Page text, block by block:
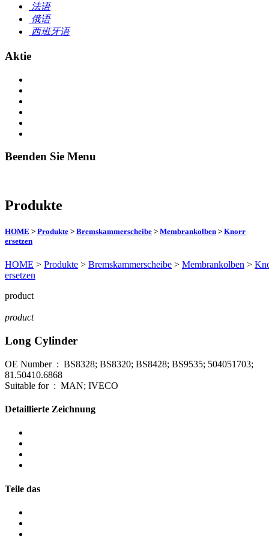
法语
俄语
西班牙语
Aktie
Beenden Sie Menu
Produkte
HOME > Produkte > Bremskammerscheibe > Membrankolben > Knorr
ersetzen
HOME > Produkte > Bremskammerscheibe > Membrankolben >
ersetzen
product
product
Long Cylinder
OE Number : BS8328; BS8320; BS8428; BS9535; 504051703;
81.50410.6868
Suitable for : MAN; IVECO
Detaillierte Zeichnung
Teile das